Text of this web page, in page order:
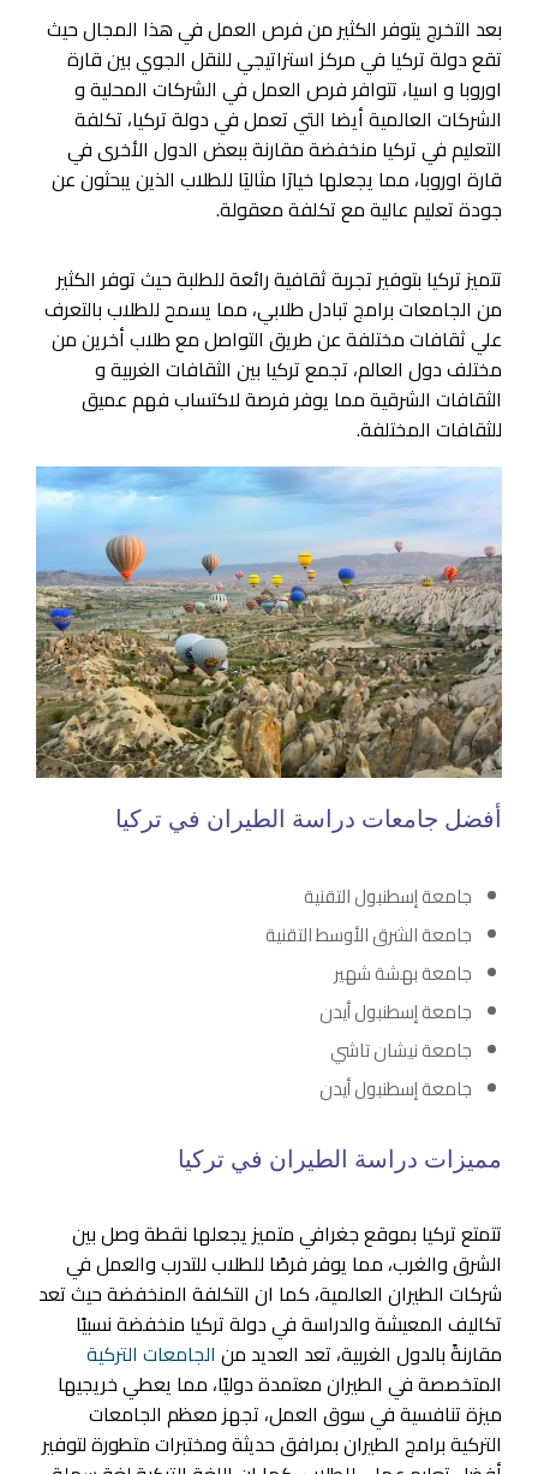
بعد التخرج يتوفر الكثير من فرص العمل في هذا المجال حيث
تقع دولة تركيا في مركز استراتيجي للنقل الجوي بين قارة
اوروبا و اسيا، تتوافر فرص العمل في الشركات المحلية و
الشركات العالمية أيضا التي تعمل في دولة تركيا، تكلفة
التعليم في تركيا منخفضة مقارنة ببعض الدول الأخرى في
قارة اوروبا، مما يجعلها خيارَا مثاليَا للطلاب الذين يبحثون عن
جودة تعليم عالية مع تكلفة معقولة.
تتميز تركيا بتوفير تجربة ثقافية رائعة للطلبة حيث توفر الكثير
من الجامعات برامج تبادل طلابي، مما يسمح للطلاب بالتعرف
علي ثقافات مختلفة عن طريق التواصل مع طلاب أخرين من
مختلف دول العالم، تجمع تركيا بين الثقافات الغربية و
الثقافات الشرقية مما يوفر فرصة لاكتساب فهم عميق
للثقافات المختلفة.
أفضل جامعات دراسة الطيران في تركيا
جامعة إسطنبول التقنية
جامعة الشرق الأوسط التقنية
جامعة بهشة شهير
جامعة إسطنبول أيدن
جامعة نيشان تاشي
جامعة إسطنبول أيدن
مميزات دراسة الطيران في تركيا
تتمتع تركيا بموقع جغرافي متميز يجعلها نقطة وصل بين
الشرق والغرب، مما يوفر فرصًا للطلاب للتدرب والعمل في
شركات الطيران العالمية، كما ان التكلفة المنخفضة حيث تعد
تكاليف المعيشة والدراسة في دولة تركيا منخفضة نسبيًا
مقارنةً بالدول الغربية، تعد العديد من الجامعات التركية
المتخصصة في الطيران معتمدة دوليًا، مما يعطي خريجيها
ميزة تنافسية في سوق العمل، تجهز معظم الجامعات
التركية برامج الطيران بمرافق حديثة ومختبرات متطورة لتوفير